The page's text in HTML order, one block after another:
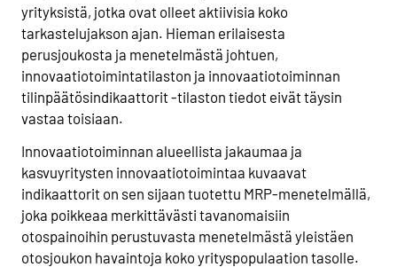
yrityksistä, jotka ovat olleet aktiivisia koko
tarkastelujakson ajan. Hieman erilaisesta
perusjoukosta ja menetelmästä johtuen,
innovaatiotoimintatilaston ja innovaatiotoiminnan
tilinpäätösindikaattorit -tilaston tiedot eivät täysin
vastaa toisiaan.
Innovaatiotoiminnan alueellista jakaumaa ja
kasvuyritysten innovaatiotoimintaa kuvaavat
indikaattorit on sen sijaan tuotettu MRP-menetelmällä,
joka poikkeaa merkittävästi tavanomaisiin
otospainoihin perustuvasta menetelmästä yleistäen
otosjoukon havaintoja koko yrityspopulaation tasolle.